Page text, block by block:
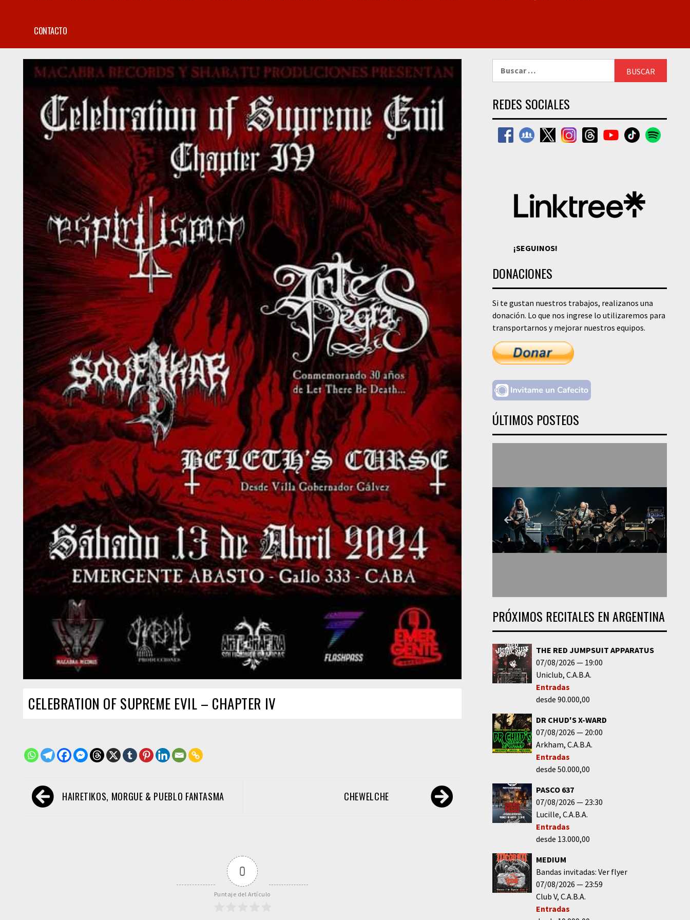
CONTACTO
CELEBRATION OF SUPREME EVIL – CHAPTER IV
Navegación
de HAIRETIKOS, MORGUE & PUEBLO FANTASMA CHEWELCHE
0
Puntaje del Artículo
REDES SOCIALES
¡SEGUINOS!
DONACIONES
Si te gustan nuestros trabajos, realizanos una
donación. Lo que nos ingrese lo utilizaremos para
transportarnos y mejorar nuestros equipos.
ÚLTIMOS POSTEOS
PRÓXIMOS RECITALES EN ARGENTINA
THE RED JUMPSUIT APPARATUS
07/08/2026
19:00
Uniclub C.A.B.A.
Entradas
desde 90.000,00
DR CHUD'S X-WARD
07/08/2026
20:00
Arkham C.A.B.A.
Entradas
desde 50.000,00
PASCO 637
07/08/2026
23:30
Lucille C.A.B.A.
Entradas
desde 13.000,00
MEDIUM
Bandas invitadas: Ver flyer
07/08/2026
23:59
Club V C.A.B.A.
Entradas